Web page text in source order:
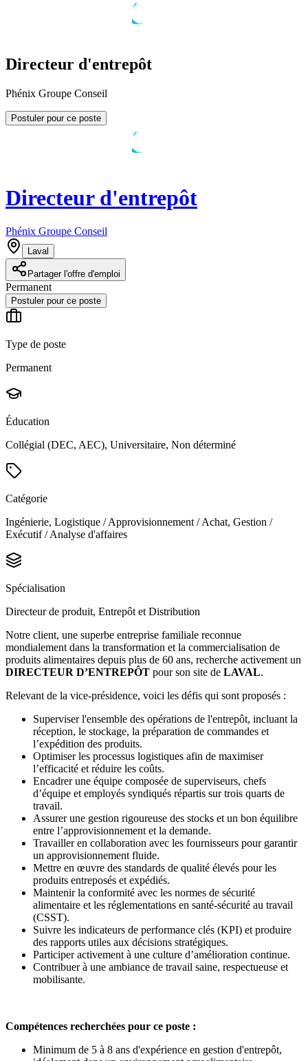
Directeur d'entrepôt
Phénix Groupe Conseil
Postuler pour ce poste
Directeur d'entrepôt
Phénix Groupe Conseil
Laval
Partager l'offre d'emploi
Permanent
Postuler pour ce poste
Type de poste
Permanent
Éducation
Collégial (DEC, AEC), Universitaire, Non déterminé
Catégorie
Ingénierie, Logistique / Approvisionnement / Achat, Gestion /
Exécutif / Analyse d'affaires
Spécialisation
Directeur de produit, Entrepôt et Distribution
Notre client, une superbe entreprise familiale reconnue
mondialement dans la transformation et la commercialisation de
produits alimentaires depuis plus de 60 ans, recherche activement un
DIRECTEUR D’ENTREPÔT pour son site de LAVAL.
Relevant de la vice-présidence, voici les défis qui sont proposés :
Superviser l'ensemble des opérations de l'entrepôt, incluant la
réception, le stockage, la préparation de commandes et
l’expédition des produits.
Optimiser les processus logistiques afin de maximiser
l’efficacité et réduire les coûts.
Encadrer une équipe composée de superviseurs, chefs
d’équipe et employés syndiqués répartis sur trois quarts de
travail.
Assurer une gestion rigoureuse des stocks et un bon équilibre
entre l’approvisionnement et la demande.
Travailler en collaboration avec les fournisseurs pour garantir
un approvisionnement fluide.
Mettre en œuvre des standards de qualité élevés pour les
produits entreposés et expédiés.
Maintenir la conformité avec les normes de sécurité
alimentaire et les réglementations en santé-sécurité au travail
(CSST).
Suivre les indicateurs de performance clés (KPI) et produire
des rapports utiles aux décisions stratégiques.
Participer activement à une culture d’amélioration continue.
Contribuer à une ambiance de travail saine, respectueuse et
mobilisante.
Compétences recherchées pour ce poste :
Minimum de 5 à 8 ans d'expérience en gestion d'entrepôt,